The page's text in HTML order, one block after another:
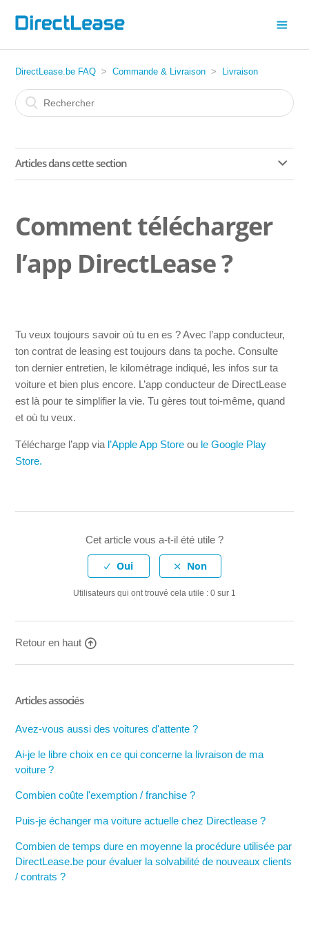
DirectLease.be FAQ Commande & Livraison Livraison
Articles dans cette section
Avez-vous aussi des voitures d'attente ?
Comment télécharger
l’app DirectLease ?
Tu veux toujours savoir où tu en es ? Avec l’app conducteur,
ton contrat de leasing est toujours dans ta poche. Consulte
ton dernier entretien, le kilométrage indiqué, les infos sur ta
voiture et bien plus encore. L’app conducteur de DirectLease
est là pour te simplifier la vie. Tu gères tout toi-même, quand
et où tu veux.
Télécharge l’app via l’Apple App Store ou le Google Play
Store.
Cet article vous a-t-il été utile ?
Utilisateurs qui ont trouvé cela utile : 0 sur 1
Retour en haut
Articles associés
Avez-vous aussi des voitures d'attente ?
Ai-je le libre choix en ce qui concerne la livraison de ma
voiture ?
Combien coûte l'exemption / franchise ?
Puis-je échanger ma voiture actuelle chez Directlease ?
Combien de temps dure en moyenne la procédure utilisée par
DirectLease.be pour évaluer la solvabilité de nouveaux clients
/ contrats ?